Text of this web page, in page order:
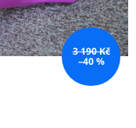
3 190 Kč
–40 %